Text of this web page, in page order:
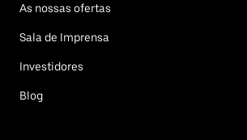
As nossas ofertas
Sala de Imprensa
Investidores
Blog